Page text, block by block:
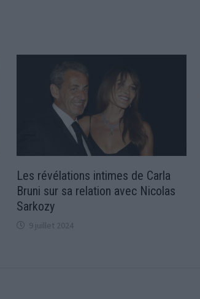
Les révélations intimes de Carla
Bruni sur sa relation avec Nicolas
Sarkozy
9 juillet 2024